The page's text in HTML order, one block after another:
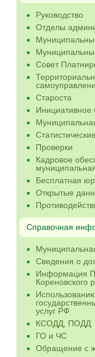
Руководство
Отделы
Совет
Староста
Инициативное
Проверки
Кадровое
Бесплатная
Открытые
Справочная
Сведения о
Информация
Кореновского
услуг РФ
КСОДД, ПОДД
ГО и ЧС
Обращение с